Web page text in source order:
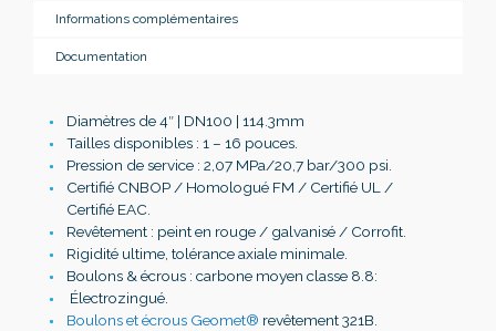
Informations complémentaires
Documentation
Diamètres de 4″ | DN100 | 114.3mm
Tailles disponibles : 1 – 16 pouces.
Pression de service : 2,07 MPa/20,7 bar/300 psi.
Certifié CNBOP / Homologué FM / Certifié UL /
Certifié EAC.
Revêtement : peint en rouge / galvanisé / Corrofit.
Rigidité ultime, tolérance axiale minimale.
Boulons & écrous : carbone moyen classe 8.8:
Électrozingué.
Boulons et écrous Geomet® revêtement 321B.